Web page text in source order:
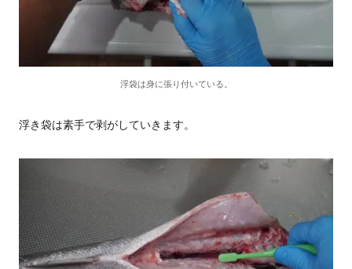
浮袋は身に張り付いている。
浮き袋は素手で剥がしていきます。